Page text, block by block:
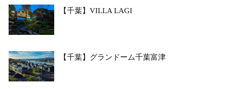
【千葉】VILLA LAGI
【千葉】グランドーム千葉富津